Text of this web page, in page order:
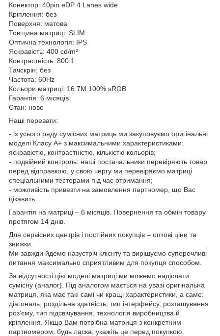
Конектор: 40pin eDP 4 Lanes wide
Кріплення: без
Поверхня: матова
Товщина матриці: SLIM
Оптична технологія: IPS
Яскравість: 400 cd/m²
Контрастність: 800:1
Тачскрін: без
Частота: 60Hz
Кольори матриці: 16.7M 100% sRGB
Гарантія: 6 місяців
Стан: нове
Наші переваги:
- із усього ряду сумісних матриць ми закуповуємо оригінальні
моделі Класу А+ з максимальними характеристиками:
яскравістю, контрастністю, кількістю кольорів;
- подвійний контроль: наші постачальники перевіряють товар
перед відправкою, у свою чергу ми перевіряємо матриці
спеціальними тестерами під час отримання;
- можливість привезти на замовлення партномер, що Вас
цікавить.
Гарантія на матриці – 6 місяців. Повернення та обмін товару
протягом 14 днів.
Для сервісних центрів і постійних покупців – оптові ціни та
знижки.
Ми завжди йдемо назустріч клієнту та вирішуємо суперечливі
питання максимально сприятливим для покупця способом.
За відсутності цієї моделі матриці ми можемо надіслати
сумісну (аналог). Під аналогом мається на увазі оригінальна
матриця, яка має такі самі чи кращі характеристики, а саме:
діагональ, роздільна здатність, тип інтерфейсу, розташування
роз'єму, тип підсвічування, технологія виробництва й
кріплення. Якщо Вам потрібна матриця з конкретним
партномером, будь ласка, укажіть це перед покупкою.